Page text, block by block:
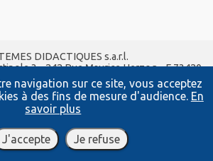
navigation sur ce site, vous acceptez
à des fins de mesure d'audience. En
savoir plus
J'accepte Je refuse
DIDACTIQUES s.a.r.l.
3 - 242 Rue Maurice Herzog - F 73420
VIVIERS DU LAC
42 80 70| Fax :04 56 42 80 71
didactiques.fr
didactiques.fr